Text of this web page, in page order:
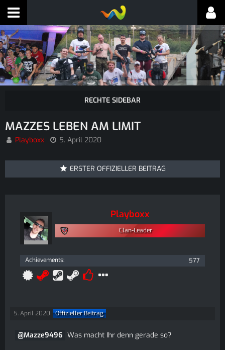
MAZZES LEBEN AM LIMIT
Playboxx 5. April 2020
ERSTER OFFIZIELLER BEITRAG
Playboxx
Clan-Leader
Achievements 577
5. April 2020 Offizieller Beitrag
Mazze9496 Was macht Ihr denn gerade so?